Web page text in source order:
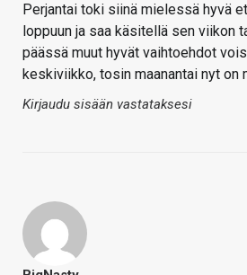
Perjantai toki siinä mielessä hyvä
loppuun ja saa käsitellä sen viikon
päässä muut hyvät vaihtoehdot
keskiviikko, tosin maanantai nyt on
Kirjaudu sisään vastataksesi